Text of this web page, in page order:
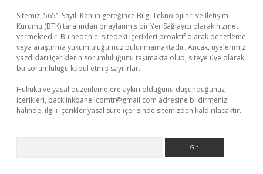
Sitemiz, 5651 Sayılı Kanun gereğince Bilgi Teknolojileri ve İletişim
Kurumu (BTK) tarafından onaylanmış bir Yer Sağlayıcı olarak hizmet
vermektedir. Bu nedenle, sitedeki içerikleri proaktif olarak denetleme
veya araştırma yükümlülüğümüz bulunmamaktadır. Ancak, üyelerimiz
yazdıkları içeriklerin sorumluluğunu taşımakta olup, siteye üye olarak
bu sorumluluğu kabul etmiş sayılırlar.
Hukuka ve yasal düzenlemelere aykırı olduğunu düşündüğünüz
içerikleri, backlinkpanelicomtr@gmail.com adresine bildirmeniz
halinde, ilgili içerikler yasal süre içerisinde sitemizden kaldırılacaktır.